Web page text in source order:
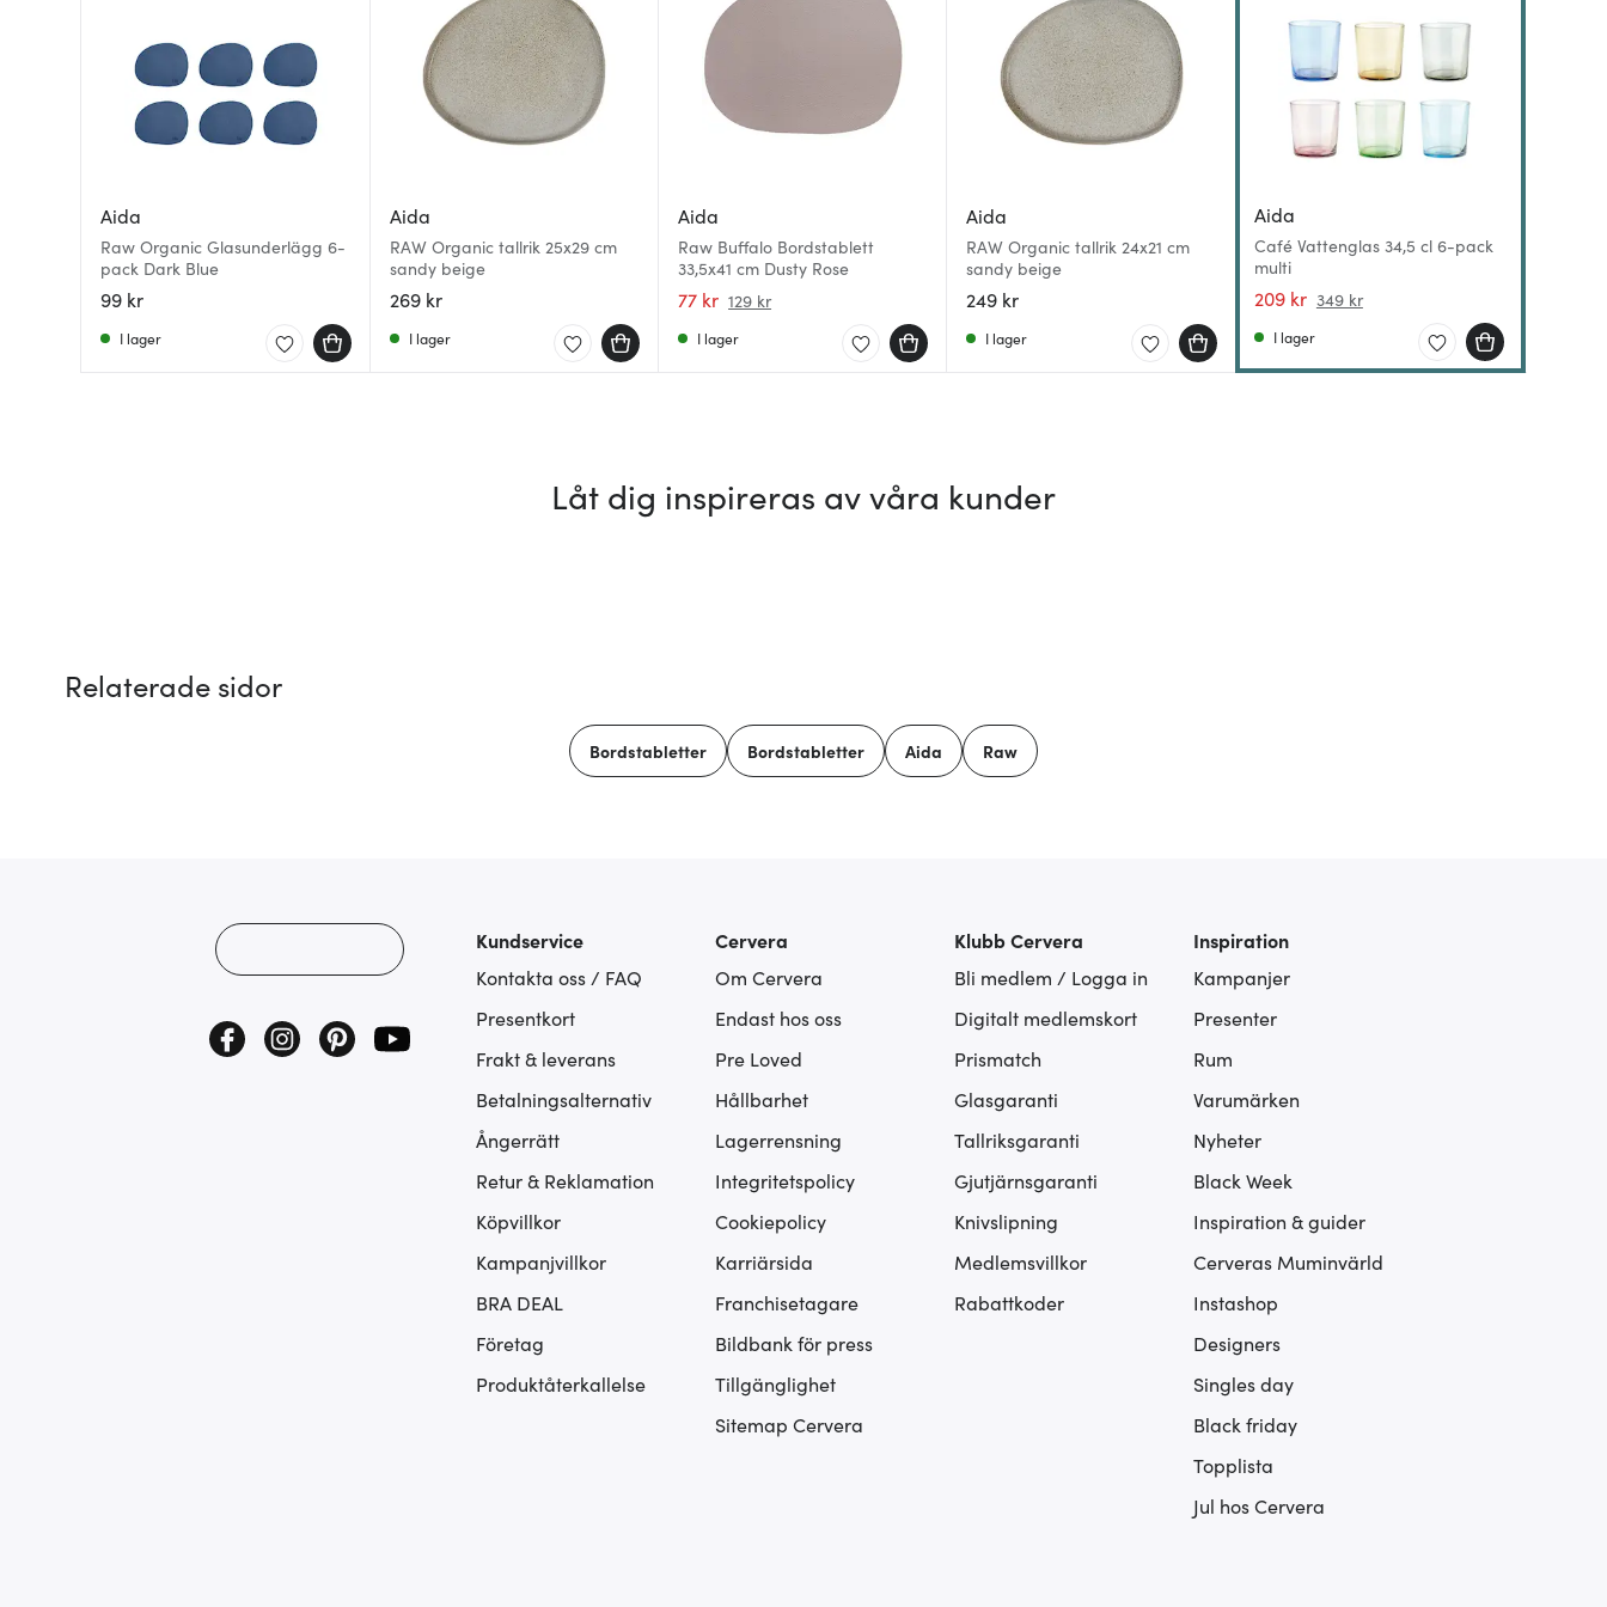
Aida
Raw Organic Glasunderlägg 6-
pack Dark Blue
99 kr
I lager
Aida
RAW Organic tallrik 25x29 cm
sandy beige
269 kr
I lager
Aida
Raw Buffalo Bordstablett
33,5x41 cm Dusty Rose
77 kr 129 kr
I lager
Aida
RAW Organic tallrik 24x21 cm
sandy beige
249 kr
I lager
Aida
Café Vattenglas 34,5 cl 6-pack
multi
209 kr 349 kr
I lager
Låt dig inspireras av våra kunder
Relaterade sidor
Bordstabletter Bordstabletter Aida Raw
Kundservice
Kontakta oss / FAQ
Presentkort
Frakt & leverans
Betalningsalternativ
Ångerrätt
Retur & Reklamation
Köpvillkor
Kampanjvillkor
BRA DEAL
Företag
Produktåterkallelse
Cervera
Om Cervera
Endast hos oss
Pre Loved
Hållbarhet
Lagerrensning
Integritetspolicy
Cookiepolicy
Karriärsida
Franchisetagare
Bildbank för press
Tillgänglighet
Sitemap Cervera
Klubb Cervera
Bli medlem / Logga in
Digitalt medlemskort
Prismatch
Glasgaranti
Tallriksgaranti
Gjutjärnsgaranti
Knivslipning
Medlemsvillkor
Rabattkoder
Inspiration
Kampanjer
Presenter
Rum
Varumärken
Nyheter
Black Week
Inspiration & guider
Cerveras Muminvärld
Instashop
Designers
Singles day
Black friday
Topplista
Jul hos Cervera